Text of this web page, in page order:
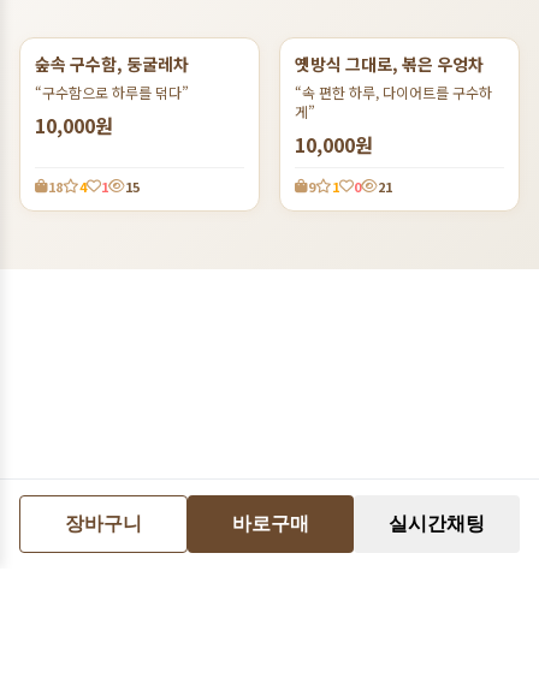
장바구니 바로구매 실시간채팅
숲속 구수함, 둥굴레차
“구수함으로 하루를 덖다”
10,000원
18 4 1 15
옛방식 그대로, 볶은 우엉차
“속 편한 하루, 다이어트를 구수하
게”
10,000원
9 1 0 21